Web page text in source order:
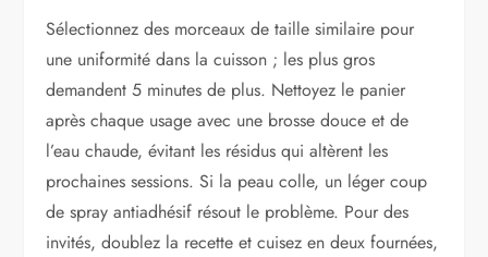
Sélectionnez des morceaux de taille similaire pour
une uniformité dans la cuisson ; les plus gros
demandent 5 minutes de plus. Nettoyez le panier
après chaque usage avec une brosse douce et de
l’eau chaude, évitant les résidus qui altèrent les
prochaines sessions. Si la peau colle, un léger coup
de spray antiadhésif résout le problème. Pour des
invités, doublez la recette et cuisez en deux fournées,